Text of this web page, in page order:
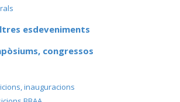
esdeveniments
congressos
inauguracions